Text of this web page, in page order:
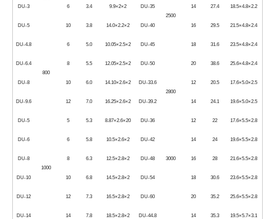
2500
DU-3 6 3.4 9.9×2×2 DU-35 14 27.4 18.5×4.8×2.2
DU-5 10 3.8 14.0×2.2×2 DU-40 16 29.5 21.5×4.8×2.4
DU-4.8
800
6 5.0 10.05×2.5×2 DU-45 18 31.6 23.5×4.8×2.4
DU-6.4 8 5.5 12.05×2.5×2 DU-50 20 38.6 25.6×4.8×2.4
DU-8 10 6.0 14.10×2.6×2
DU-33.6
2800
12 20.5 17.6×5.0×2.5
DU-9.6 12 7.0 16.25×2.6×2 DU-39.2 14 24.1 19.6×5.0×2.5
DU-5
1000
5 5.3 8.87×2.6×20 DU-36
3000
12 22 17.6×5.5×2.8
DU-6 6 5.8 10.5×2.6×2 DU-42 14 24 19.6×5.5×2.8
DU-8 8 6.3 12.5×2.8×2 DU-48 16 28 21.6×5.5×2.8
DU-10 10 6.8 14.5×2.8×2 DU-54 18 30.6 23.6×5.5×2.8
DU-12 12 7.3 16.5×2.8×2 DU-60 20 35.2 25.6×5.5×2.8
DU-14 14 7.8 18.5×2.8×2 DU-44.8 14 35.3 19.5×5.7×3.1